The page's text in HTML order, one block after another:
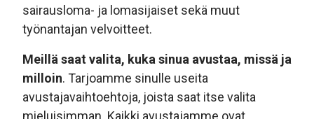
sairausloma- ja lomasijaiset sekä muut
työnantajan velvoitteet.
Meillä saat valita, kuka sinua avustaa, missä ja
milloin. Tarjoamme sinulle useita
avustajavaihtoehtoja, joista saat itse valita
mieluisimman. Kaikki avustajamme ovat